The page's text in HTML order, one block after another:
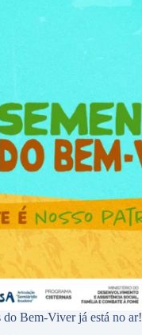
do Bem-Viver já está no ar!